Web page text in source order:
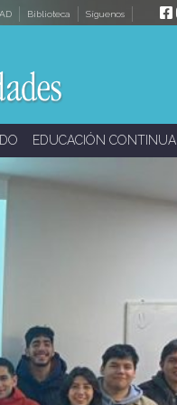
Biblioteca Síguenos
EDUCACIÓN CONTINUA